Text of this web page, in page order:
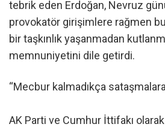
tebrik eden Erdoğan, Nevruz
provokatör girişimlere rağmen
bir taşkınlık yaşanmadan
memnuniyetini dile getirdi.
“Mecbur kalmadıkça
AK Parti ve Cumhur İttifakı